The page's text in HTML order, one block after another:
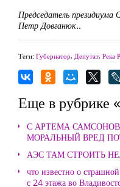
Председатель
Петр Довганюк..
Теги: Губернатор, Депутат, Река
Еще в рубрике
С АРТЕМА
МОРАЛЬНЫЙ ВРЕД
АЭС ТАМ СТРОИТЬ
что известно о
с 24 этажа во